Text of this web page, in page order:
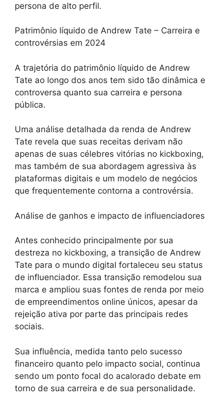
persona de alto perfil.
Patrimônio líquido de Andrew Tate – Carreira e
controvérsias em 2024
A trajetória do patrimônio líquido de Andrew
Tate ao longo dos anos tem sido tão dinâmica e
controversa quanto sua carreira e persona
pública.
Uma análise detalhada da renda de Andrew
Tate revela que suas receitas derivam não
apenas de suas célebres vitórias no kickboxing,
mas também de sua abordagem agressiva às
plataformas digitais e um modelo de negócios
que frequentemente contorna a controvérsia.
Análise de ganhos e impacto de influenciadores
Antes conhecido principalmente por sua
destreza no kickboxing, a transição de Andrew
Tate para o mundo digital fortaleceu seu status
de influenciador. Essa transição remodelou sua
marca e ampliou suas fontes de renda por meio
de empreendimentos online únicos, apesar da
rejeição ativa por parte das principais redes
sociais.
Sua influência, medida tanto pelo sucesso
financeiro quanto pelo impacto social, continua
sendo um ponto focal do acalorado debate em
torno de sua carreira e de sua personalidade.